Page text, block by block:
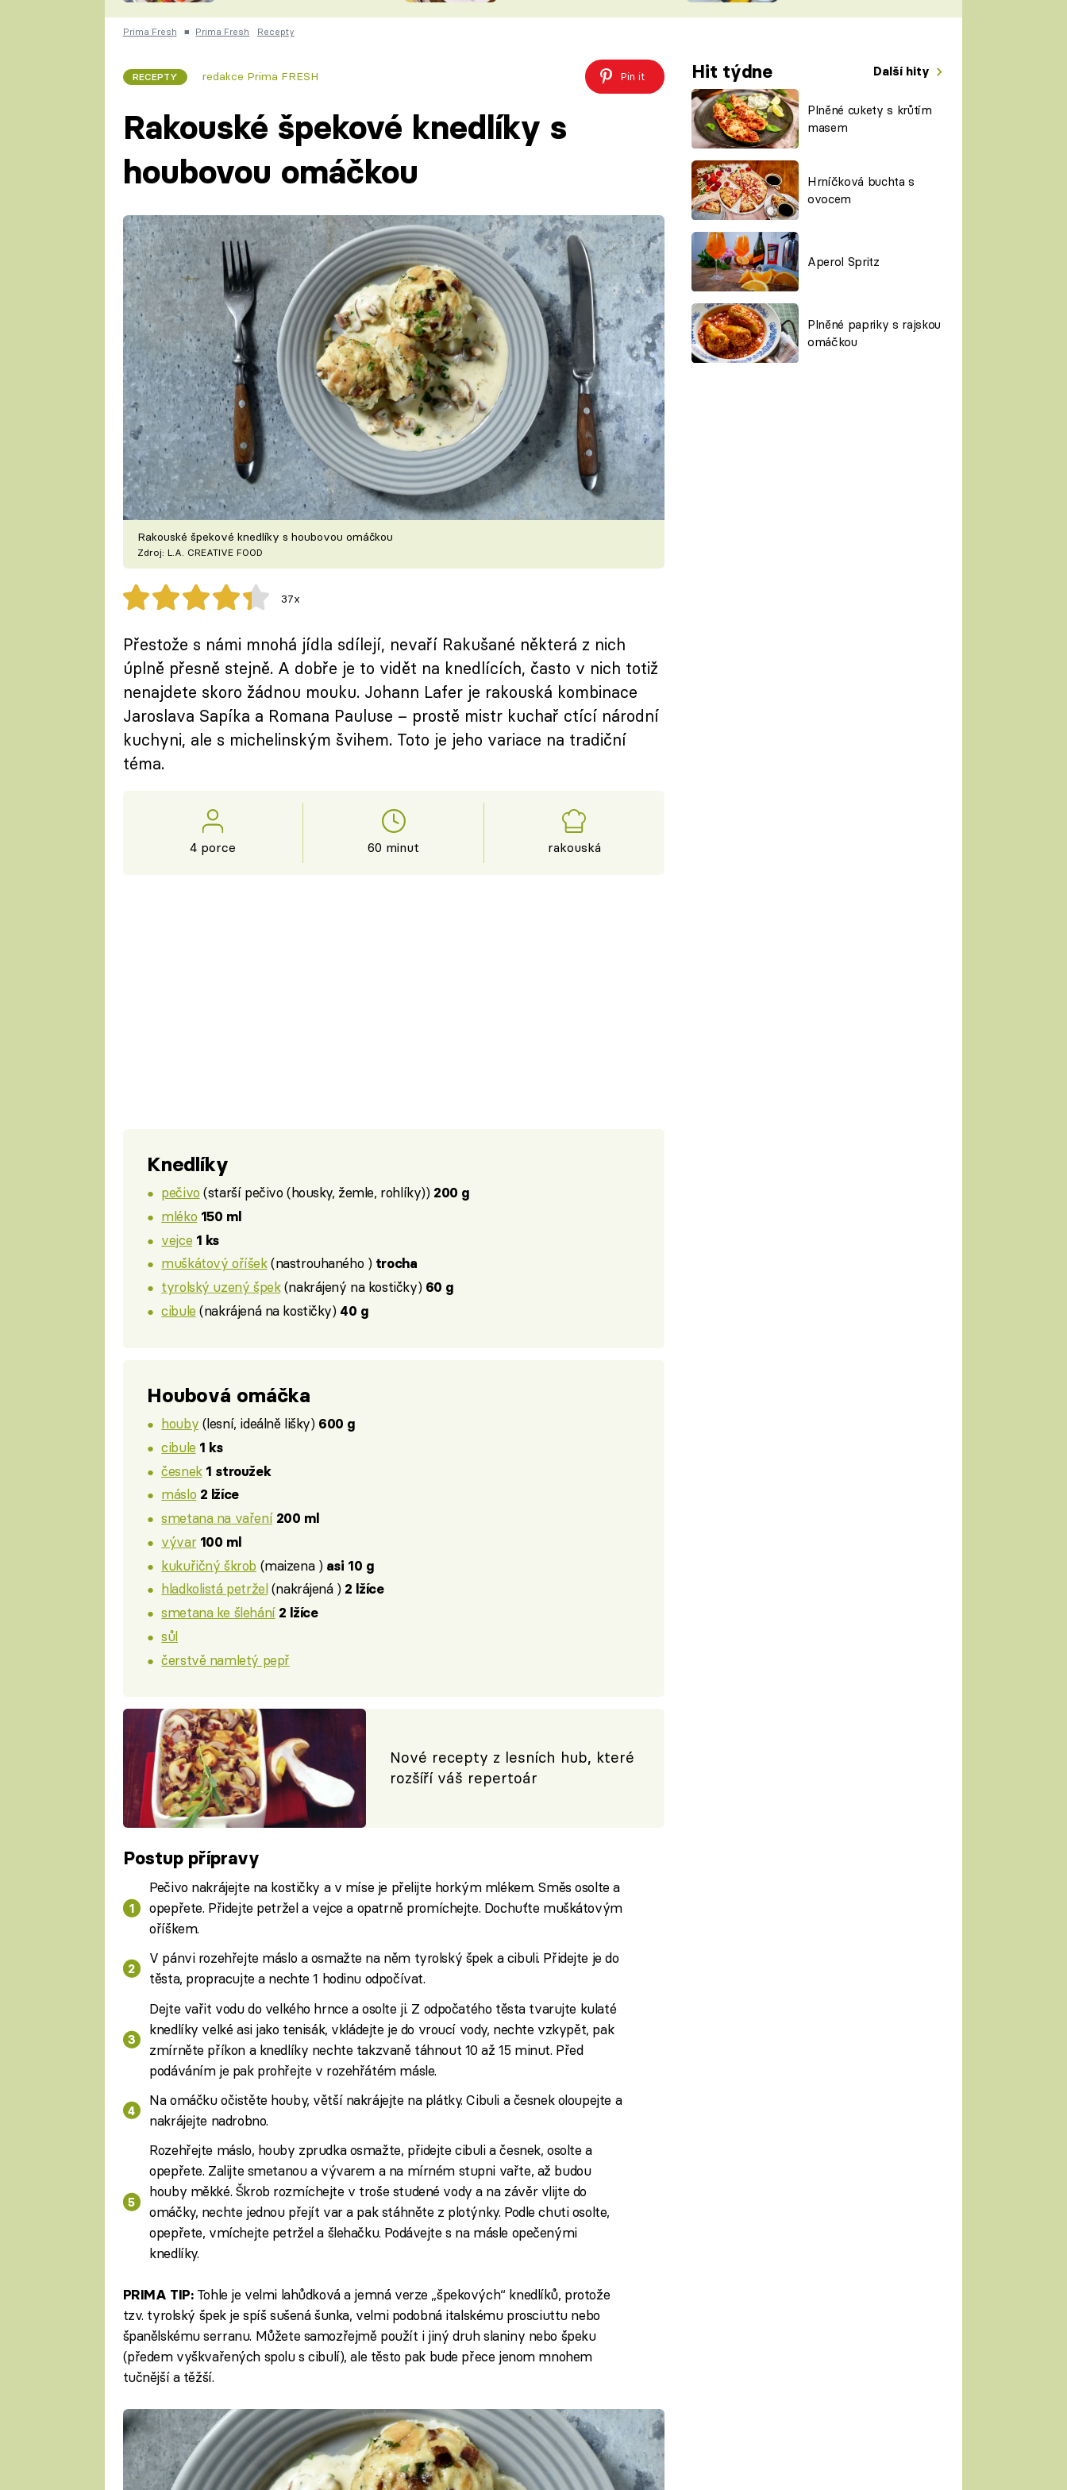
JAROSLAV SAPÍK
ČESKO NA TALÍŘI
DOMÁCÍ
ČASOPIS
Prima Fresh ■ Prima Fresh Recepty
RECEPTY redakce Prima FRESH Pin it Hit týdne Další hity
Plněné cukety s krůtím
masem
Hrníčková buchta s
ovocem
Aperol Spritz
Plněné papriky s rajskou
omáčkou
Rakouské špekové knedlíky s
houbovou omáčkou
Rakouské špekové knedlíky s houbovou omáčkou
Zdroj: L.A. CREATIVE FOOD
37x
Přestože s námi mnohá jídla sdílejí, nevaří Rakušané některá z nich
úplně přesně stejně. A dobře je to vidět na knedlících, často v nich totiž
nenajdete skoro žádnou mouku. Johann Lafer je rakouská kombinace
Jaroslava Sapíka a Romana Pauluse – prostě mistr kuchař ctící národní
kuchyni, ale s michelinským švihem. Toto je jeho variace na tradiční
téma.
4 porce 60 minut rakouská
Knedlíky
pečivo (starší pečivo (housky, žemle, rohlíky)) 200 g
mléko 150 ml
vejce 1 ks
muškátový oříšek(nastrouhaného ) trocha
tyrolský uzený špek(nakrájený na kostičky) 60 g
cibule (nakrájená na kostičky) 40 g
Houbová omáčka
houby (lesní, ideálně lišky) 600 g
cibule 1 ks
česnek 1 stroužek
máslo 2 lžíce
smetana na vaření 200 ml
vývar 100 ml
kukuřičný škrob (maizena ) asi 10 g
hladkolistá petržel(nakrájená ) 2 lžíce
smetana ke šlehání 2 lžíce
sůl
čerstvě namletý pepř
Nové recepty z lesních hub, které
rozšíří váš repertoár
Postup přípravy
Pečivo nakrájejte na kostičky a v míse je přelijte horkým mlékem. Směs osolte a
opepřete. Přidejte petržel a vejce a opatrně promíchejte. Dochuťte muškátovým
oříškem.
V pánvi rozehřejte máslo a osmažte na něm tyrolský špek a cibuli. Přidejte je do
těsta, propracujte a nechte 1 hodinu odpočívat.
Dejte vařit vodu do velkého hrnce a osolte ji. Z odpočatého těsta tvarujte kulaté
knedlíky velké asi jako tenisák, vkládejte je do vroucí vody, nechte vzkypět, pak
zmírněte příkon a knedlíky nechte takzvaně táhnout 10 až 15 minut. Před
podáváním je pak prohřejte v rozehřátém másle.
Na omáčku očistěte houby, větší nakrájejte na plátky. Cibuli a česnek oloupejte a
nakrájejte nadrobno.
Rozehřejte máslo, houby zprudka osmažte, přidejte cibuli a česnek, osolte a
opepřete. Zalijte smetanou a vývarem a na mírném stupni vařte, až budou
houby měkké. Škrob rozmíchejte v troše studené vody a na závěr vlijte do
omáčky, nechte jednou přejít var a pak stáhněte z plotýnky. Podle chuti osolte,
opepřete, vmíchejte petržel a šlehačku. Podávejte s na másle opečenými
knedlíky.
PRIMA TIP:Tohle je velmi lahůdková a jemná verze „špekových“ knedlíků, protože
tzv. tyrolský špek je spíš sušená šunka, velmi podobná italskému prosciuttu nebo
španělskému serranu. Můžete samozřejmě použít i jiný druh slaniny nebo špeku
(předem vyškvařených spolu s cibulí), ale těsto pak bude přece jenom mnohem
tučnější a těžší.